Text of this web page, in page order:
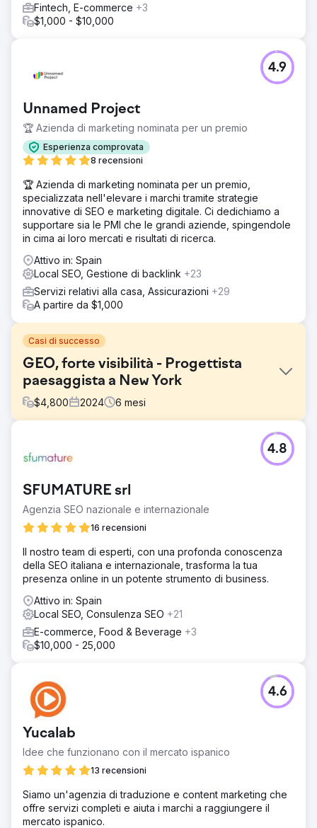
Fintech, E-commerce +3
$1,000 - $10,000
Unnamed Project
🏆 Azienda di marketing nominata per un premio
Esperienza comprovata
8 recensioni
4.9
🏆 Azienda di marketing nominata per un premio,
specializzata nell'elevare i marchi tramite strategie
innovative di SEO e marketing digitale. Ci dedichiamo a
supportare sia le PMI che le grandi aziende, spingendole
in cima ai loro mercati e risultati di ricerca.
Attivo in: Spain
Local SEO, Gestione di backlink +23
Servizi relativi alla casa, Assicurazioni +29
A partire da $1,000
Casi di successo
GEO, forte visibilità - Progettista
paesaggista a New York
$4,800 2024 6 mesi
Il cliente è un'azienda di progettazione paesaggistica di
alto livello con sede a New York. Volevano rivolgersi a un
cerca di una progettazione paesaggistica di alta qualità.
Inoltre, il loro traffico organico all'inizio del progetto era
quasi nullo, quindi abbiamo dovuto costruire la visibilità da
zero.
Soluzione
Abbiamo iniziato con l'analisi del profilo del cliente e
condotto un'analisi delle parole chiave in linea.
Successivamente, abbiamo effettuato un'analisi
approfondita della concorrenza per elaborare una
strategia per superarli. Abbiamo suddiviso i servizi di
progettazione paesaggistica in termini più specifici come
"Progettazione di giardini pensili", "Progettazione di
schiera", "Progettazione di giardini in pietra arenaria",
"Progettazione di pergole" e creato una pagina specifica
per ciascuno di essi. Abbiamo creato backlink su siti web
con DA elevato per un corretto flusso di link juice.
Risultato
1 – In soli 3 mesi è stata raggiunta una sorprendente
crescita di 15 volte del traffico organico mensile. 2 –
Google non solo ha assegnato il posizionamento in prima
pagina a oltre 20 parole chiave in 3 mesi, ma per alcune
di queste il sito web del nostro cliente è apparso ben 5
volte in prima pagina! 3 – La nuova funzionalità di
SFUMATURE srl
Agenzia SEO nazionale e internazionale
16 recensioni
4.8
Il nostro team di esperti, con una profonda conoscenza
della SEO italiana e internazionale, trasforma la tua
presenza online in un potente strumento di business.
Attivo in: Spain
Local SEO, Consulenza SEO +21
E-commerce, Food & Beverage +3
$10,000 - 25,000
Yucalab
Idee che funzionano con il mercato ispanico
13 recensioni
4.6
Siamo un'agenzia di traduzione e content marketing che
offre servizi completi e aiuta i marchi a raggiungere il
mercato ispanico.